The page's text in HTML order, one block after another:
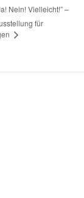
Nein! Vielleicht!” –
für